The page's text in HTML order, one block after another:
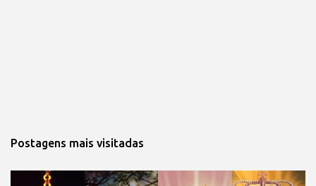
Postagens mais visitadas